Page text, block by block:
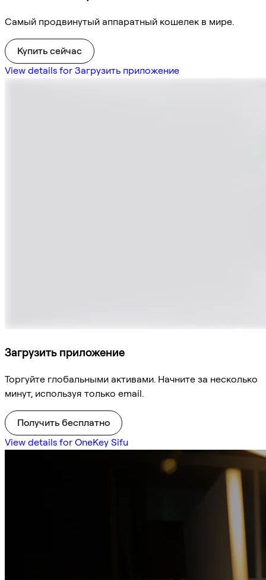
Самый продвинутый аппаратный кошелек в мире.
Купить сейчас
View details for Загрузить приложение
Загрузить приложение
Торгуйте глобальными активами. Начните за несколько
минут, используя только email.
Получить бесплатно
View details for OneKey Sifu